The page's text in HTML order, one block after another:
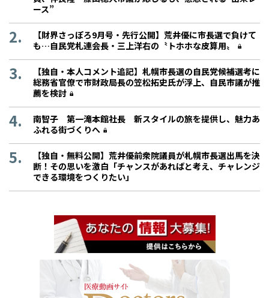
ース”
【財界さっぽろ9月号・先行公開】荒井優に市長選で負けて
も…自民党札連会長・三上洋右の〝トホホな皮算用〟
【独自・本人コメント追記】札幌市長選の自民党候補選考に
総務省官僚で市財政局長の笠松拓史氏が浮上、自民市議が推
薦を検討
南智子 第一滝本館社長 新スタイルの旅を提供し、魅力あ
ふれる街づくりへ
【独自・無料公開】荒井優前衆院議員が札幌市長選出馬を決
断！その思いを激白「チャンスがあればと考え、チャレンジ
できる環境をつくりたい」